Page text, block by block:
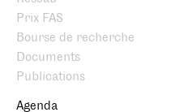
Prix FAS
Bourse de recherche
Documents
Publications
Agenda